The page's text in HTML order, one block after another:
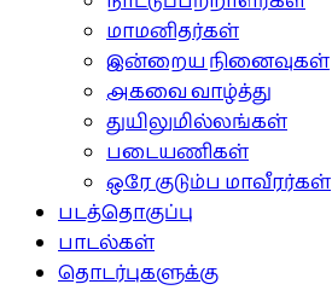
மாமனிதர்கள்
இன்றைய நினைவுகள்
அகவை வாழ்த்து
துயிலுமில்லங்கள்
படையணிகள்
ஒரே குடும்ப மாவீரர்கள்
படத்தொகுப்பு
பாடல்கள்
தொடர்புகளுக்கு